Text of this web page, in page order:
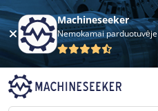
Machineseeker
Nemokamai parduotuvėje